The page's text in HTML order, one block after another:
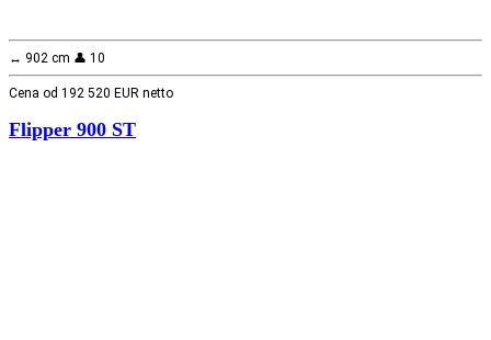
↔️ 902 cm 👤 10
Cena od 192 520 EUR netto
Flipper 900 ST